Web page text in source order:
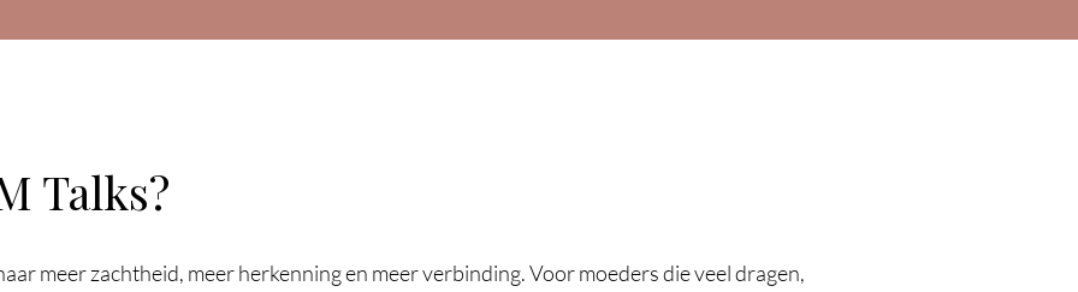
Talks?
meer zachtheid, meer herkenning en meer verbinding. Voor moeders die veel dragen,